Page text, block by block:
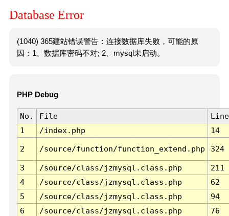
Database Error
(1040) 365建站错误警告：连接数据库失败，可能的原
因：1、数据库密码不对; 2、mysql未启动。
PHP Debug
No. File
Line
1
/index.php 14
2 /source/function/function_extend.php 324
3 /source/class/jzmysql.class.php
211
4
/source/class/jzmysql.class.php
62
5
/source/class/jzmysql.class.php
94
6
/source/class/jzmysql.class.php 76